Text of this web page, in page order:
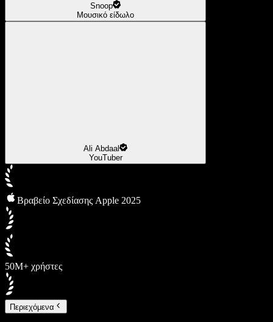
Snoop
Μουσικό είδωλο
Ali Abdaal
YouTuber
Βραβείο Σχεδίασης Apple 2025
50M+ χρήστες
Περιεχόμενα